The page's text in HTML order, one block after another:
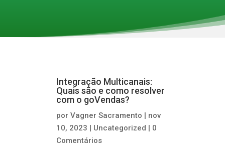
Integração Multicanais:
Quais são e como resolver
com o goVendas?
por Vagner Sacramento | nov
10, 2023 | Uncategorized | 0
Comentários